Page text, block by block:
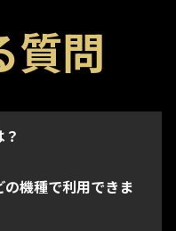
質問
きる特殊コードで
あり、取得は一度限
たアカウントのイン
れます。
機種で利用できま
ウントの機種・プラ
ンコードを適用でき
機種・プラットフォ
ていることをご確認
れている、あるいは